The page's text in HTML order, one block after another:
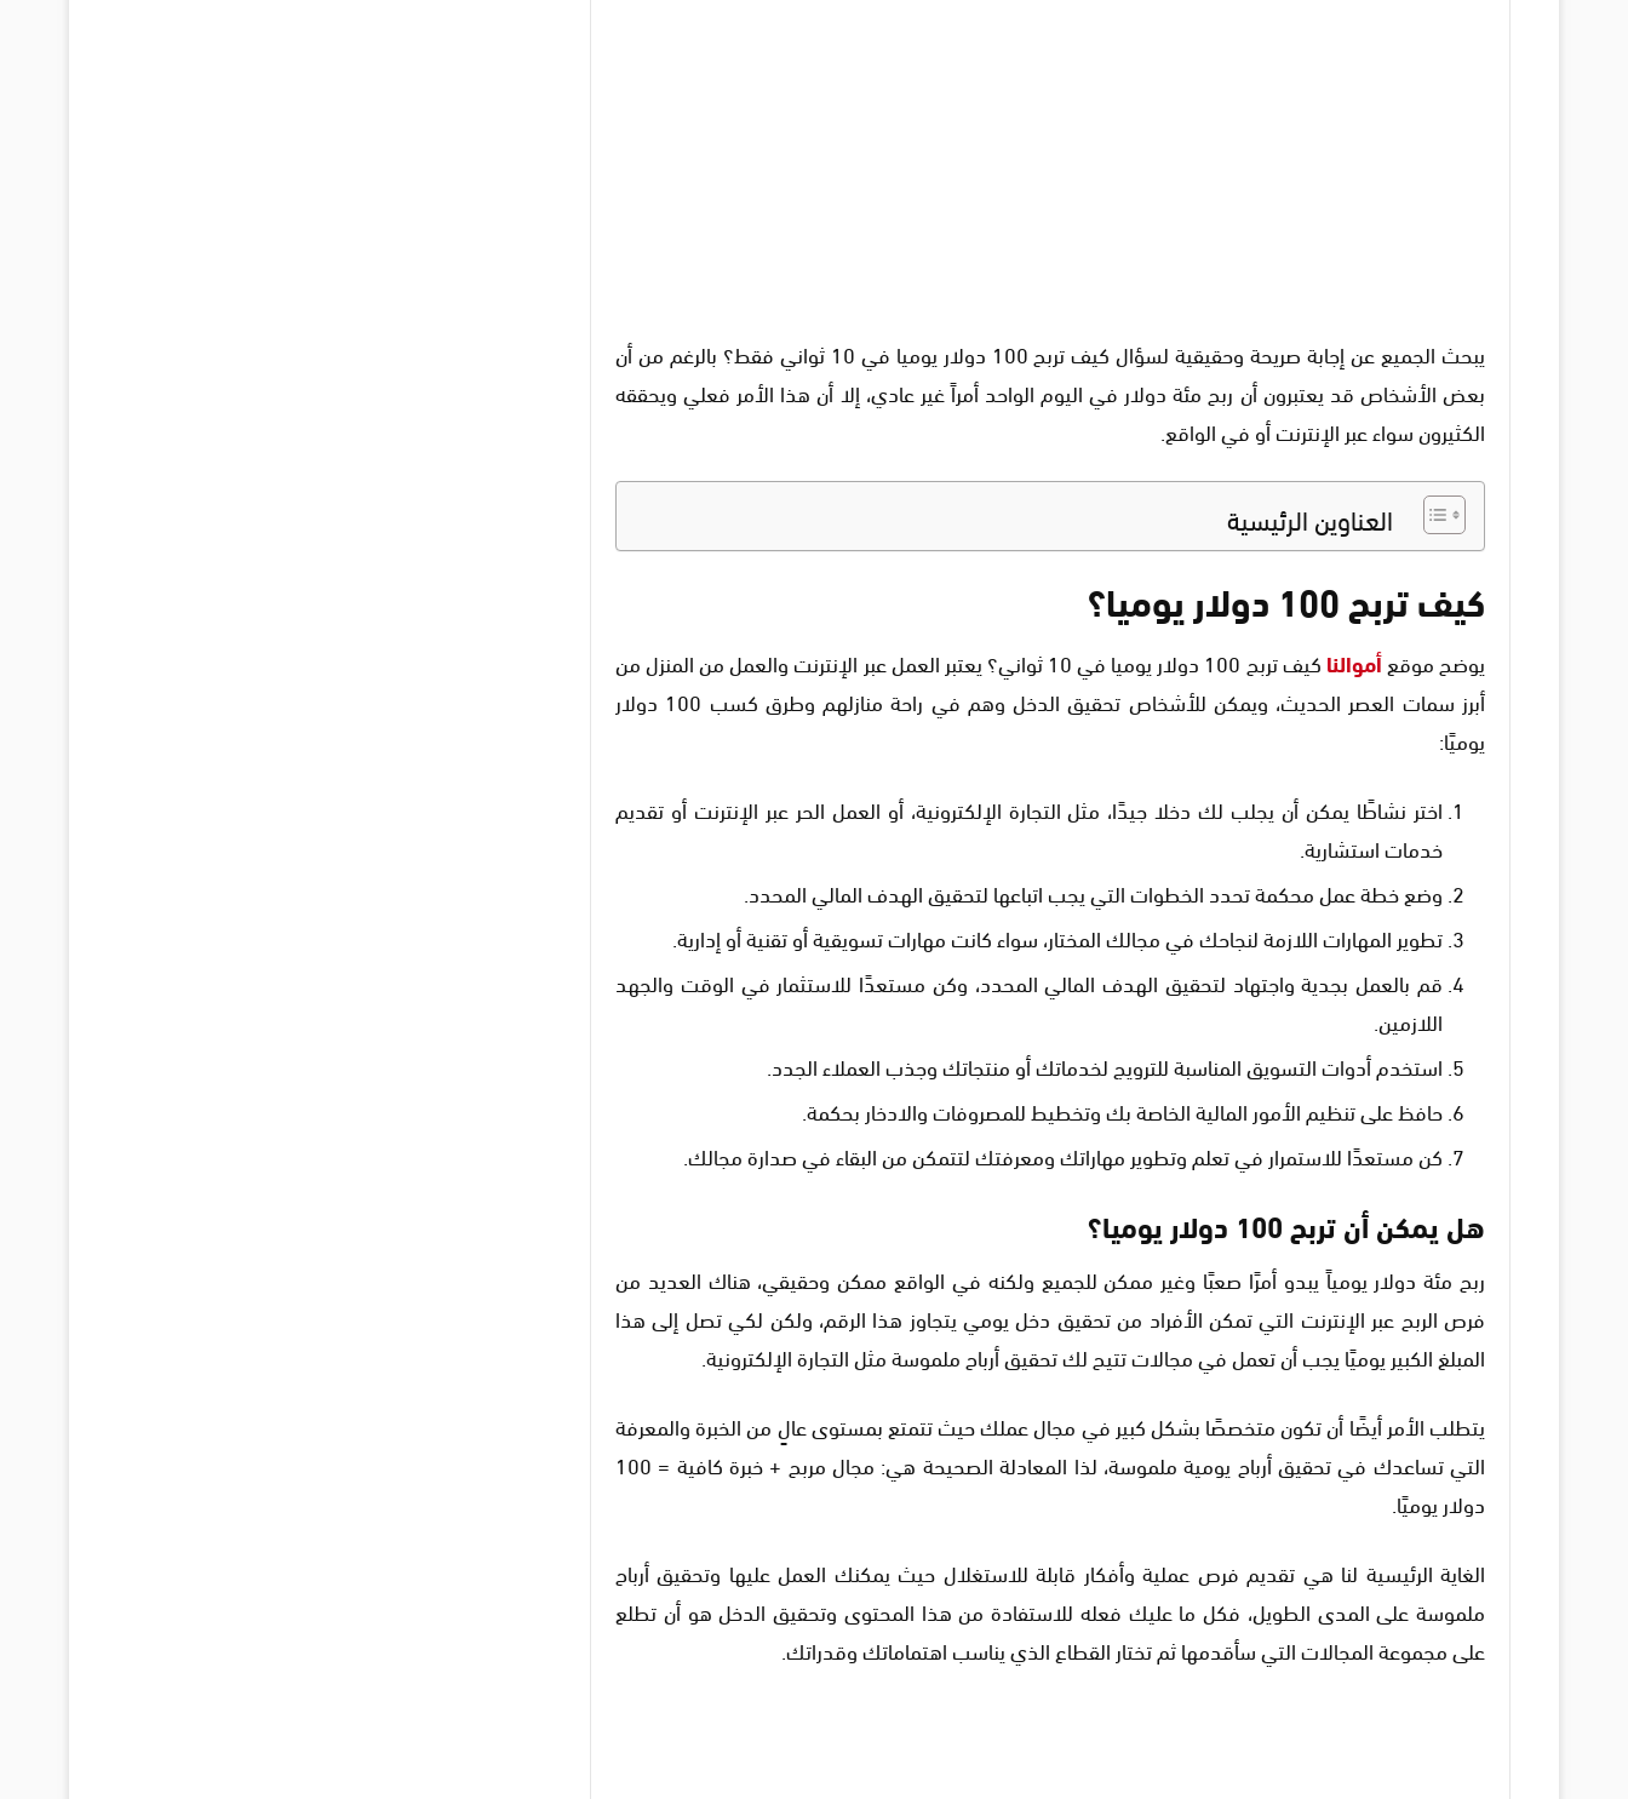
يبحث الجميع عن إجابة صريحة وحقيقية لسؤال كيف تربح 100 دولار يوميا في 10 ثواني فقط؟ بالرغم من أن
بعض الأشخاص قد يعتبرون أن ربح مئة دولار في اليوم الواحد أمراً غير عادي، إلا أن هذا الأمر فعلي ويحققه
الكثيرون سواء عبر الإنترنت أو في الواقع.
العناوين الرئيسية
كيف تربح 100 دولار يوميا؟
يوضح موقعأموالنا
كيف تربح 100 دولار يوميا في 10 ثواني؟ يعتبر العمل عبر الإنترنت والعمل من المنزل من
أبرز سمات العصر الحديث، ويمكن للأشخاص تحقيق الدخل وهم في راحة منازلهم وطرق كسب 100 دولار
يوميًا:
اختر نشاطًا يمكن أن يجلب لك دخلا جيدًا، مثل التجارة الإلكترونية، أو العمل الحر عبر الإنترنت أو تقديم
خدمات استشارية.
وضع خطة عمل محكمة تحدد الخطوات التي يجب اتباعها لتحقيق الهدف المالي المحدد.
تطوير المهارات اللازمة لنجاحك في مجالك المختار، سواء كانت مهارات تسويقية أو تقنية أو إدارية.
قم بالعمل بجدية واجتهاد لتحقيق الهدف المالي المحدد، وكن مستعدًا للاستثمار في الوقت والجهد
اللازمين.
استخدم أدوات التسويق المناسبة للترويج لخدماتك أو منتجاتك وجذب العملاء الجدد.
حافظ على تنظيم الأمور المالية الخاصة بك وتخطيط للمصروفات والادخار بحكمة.
كن مستعدًا للاستمرار في تعلم وتطوير مهاراتك ومعرفتك لتتمكن من البقاء في صدارة مجالك.
هل يمكن أن تربح 100 دولار يوميا؟
ربح مئة دولار يومياً يبدو أمرًا صعبًا وغير ممكن للجميع ولكنه في الواقع ممكن وحقيقي، هناك العديد من
فرص الربح عبر الإنترنت التي تمكن الأفراد من تحقيق دخل يومي يتجاوز هذا الرقم، ولكن لكي تصل إلى هذا
المبلغ الكبير يوميًا يجب أن تعمل في مجالات تتيح لك تحقيق أرباح ملموسة مثل التجارة الإلكترونية.
يتطلب الأمر أيضًا أن تكون متخصصًا بشكل كبير في مجال عملك حيث تتمتع بمستوى عالٍ من الخبرة والمعرفة
التي تساعدك في تحقيق أرباح يومية ملموسة، لذا المعادلة الصحيحة هي: مجال مربح + خبرة كافية = 100
دولار يوميًا.
الغاية الرئيسية لنا هي تقديم فرص عملية وأفكار قابلة للاستغلال حيث يمكنك العمل عليها وتحقيق أرباح
ملموسة على المدى الطويل، فكل ما عليك فعله للاستفادة من هذا المحتوى وتحقيق الدخل هو أن تطلع
على مجموعة المجالات التي سأقدمها ثم تختار القطاع الذي يناسب اهتماماتك وقدراتك.